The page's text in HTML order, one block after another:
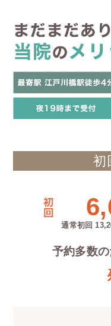
初
通常初回
予約多数